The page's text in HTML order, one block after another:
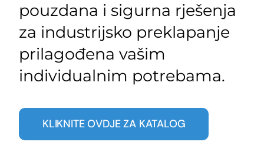
pouzdana i sigurna rješenja
za industrijsko preklapanje
prilagođena vašim
individualnim potrebama.
KLIKNITE OVDJE ZA KATALOG